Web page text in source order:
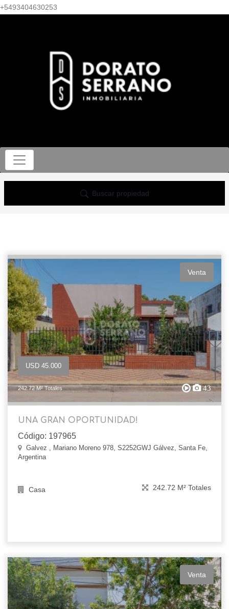
+5493404630253
Buscar propiedad
Venta
USD 45.000
242.72 M² Totales 43
UNA GRAN OPORTUNIDAD!
Código: 197965
Galvez , Mariano Moreno 978, S2252GWJ Gálvez, Santa Fe,
Argentina
Casa 242.72 M² Totales
Venta